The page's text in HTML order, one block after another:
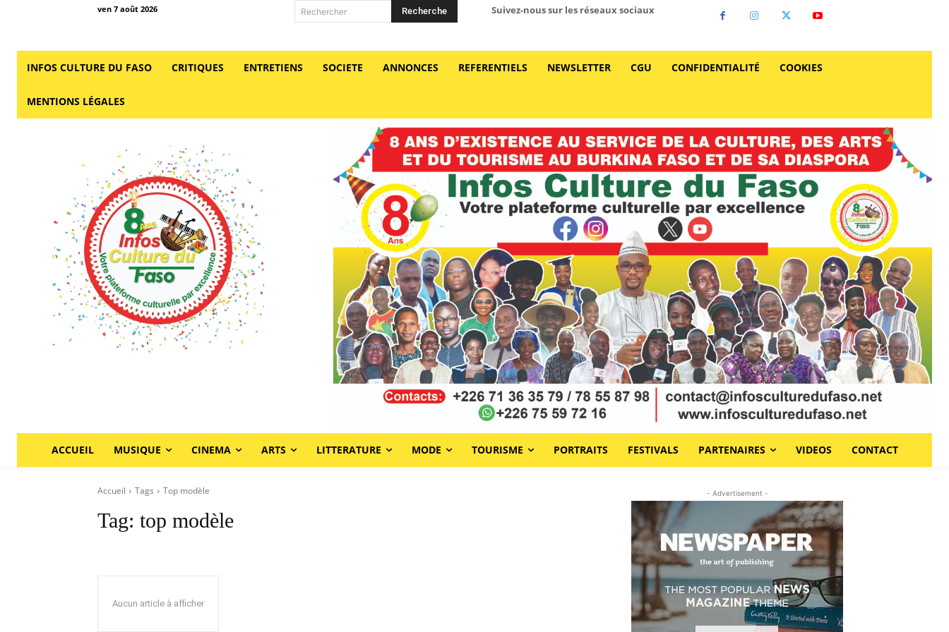
ven 7 août 2026 Rechercher Recherche Suivez-nous sur les réseaux sociaux
INFOS CULTURE DU FASO CRITIQUES ENTRETIENS SOCIETE ANNONCES REFERENTIELS NEWSLETTER CGU CONFIDENTIALITÉ COOKIES
MENTIONS LÉGALES
ACCUEIL MUSIQUE CINEMA ARTS LITTERATURE MODE TOURISME PORTRAITS FESTIVALS PARTENAIRES VIDEOS CONTACT
Accueil Tags Top modèle
Tag: top modèle
Aucun article à afficher
- Advertisement -